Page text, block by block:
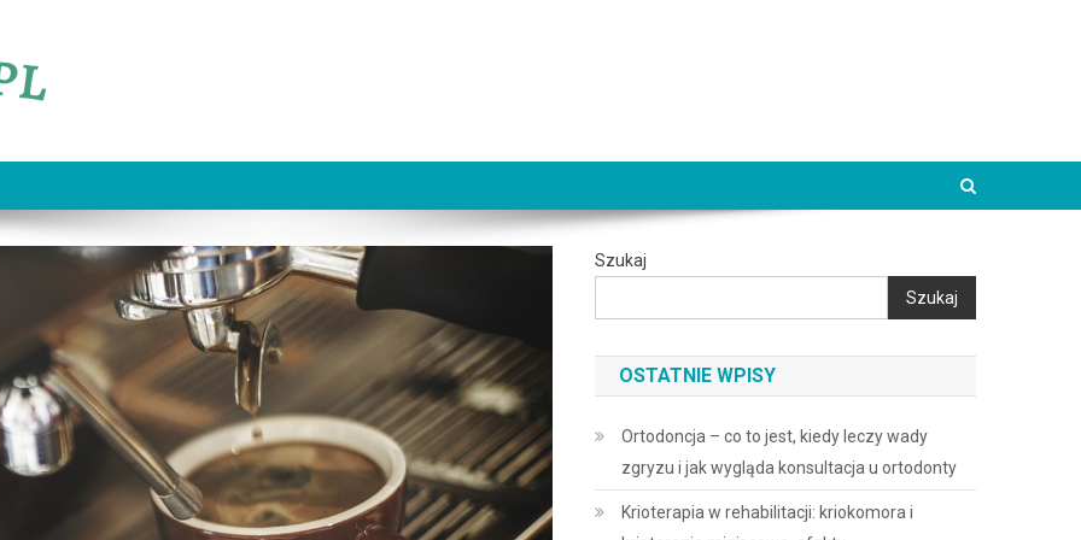
Szukaj
Szukaj
OSTATNIE WPISY
Ortodoncja – co to jest, kiedy leczy wady
zgryzu i jak wygląda konsultacja u ortodonty
Krioterapia w rehabilitacji: kriokomora i